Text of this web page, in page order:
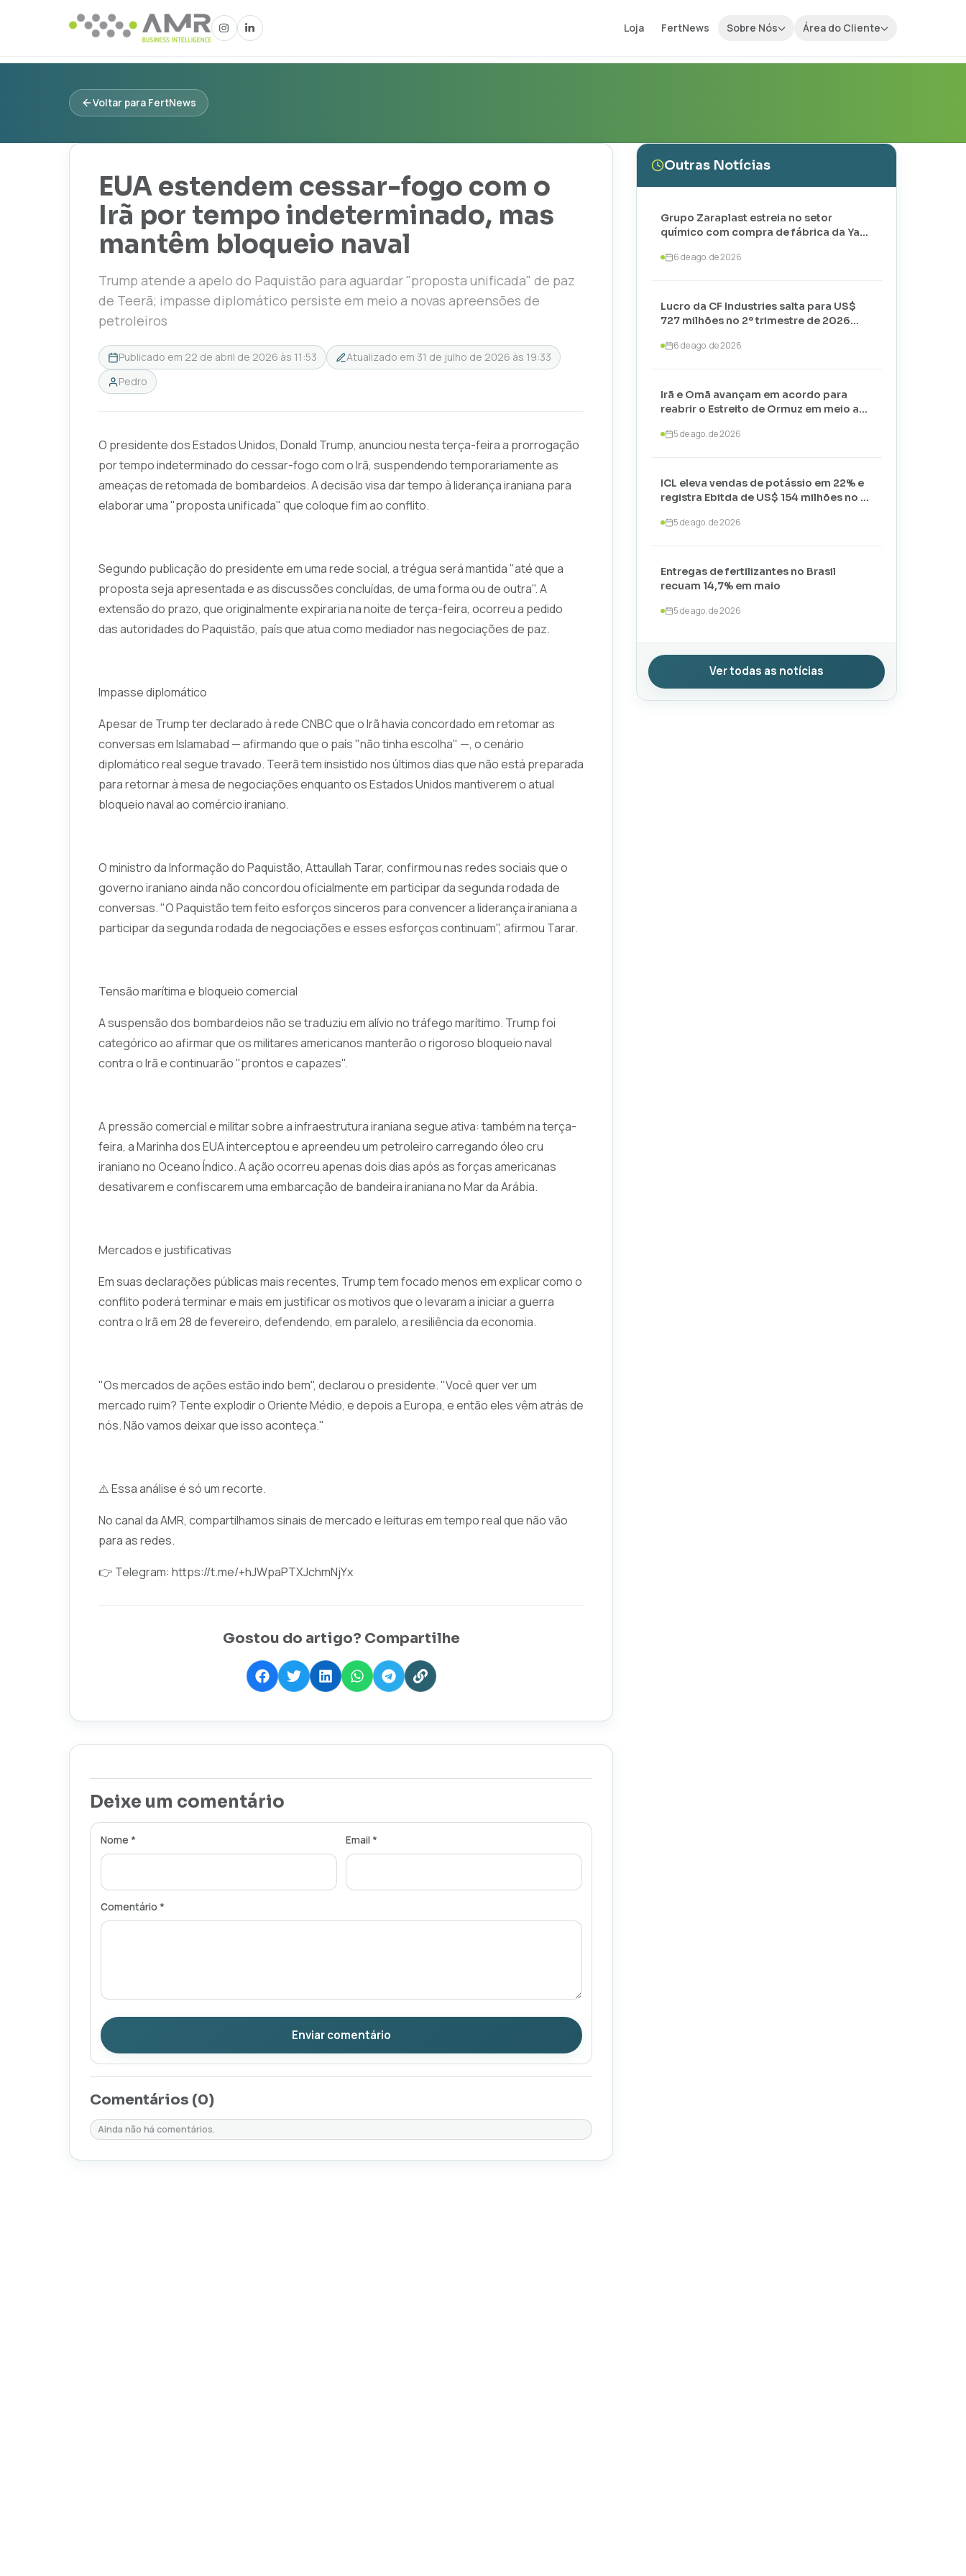
Loja FertNews Sobre Nós Área do Cliente
Voltar para FertNews
EUA estendem cessar-fogo com o
Irã por tempo indeterminado, mas
mantêm bloqueio naval
Trump atende a apelo do Paquistão para aguardar "proposta unificada" de paz
de Teerã; impasse diplomático persiste em meio a novas apreensões de
petroleiros
Publicado em 22 de abril de 2026 às 11:53 Atualizado em 31 de julho de 2026 às 19:33
Pedro
O presidente dos Estados Unidos, Donald Trump, anunciou nesta terça-feira a prorrogação
por tempo indeterminado do cessar-fogo com o Irã, suspendendo temporariamente as
ameaças de retomada de bombardeios. A decisão visa dar tempo à liderança iraniana para
elaborar uma "proposta unificada" que coloque fim ao conflito.
Segundo publicação do presidente em uma rede social, a trégua será mantida "até que a
proposta seja apresentada e as discussões concluídas, de uma forma ou de outra". A
extensão do prazo, que originalmente expiraria na noite de terça-feira, ocorreu a pedido
das autoridades do Paquistão, país que atua como mediador nas negociações de paz.
Impasse diplomático
Apesar de Trump ter declarado à rede CNBC que o Irã havia concordado em retomar as
conversas em Islamabad — afirmando que o país "não tinha escolha" —, o cenário
diplomático real segue travado. Teerã tem insistido nos últimos dias que não está preparada
para retornar à mesa de negociações enquanto os Estados Unidos mantiverem o atual
bloqueio naval ao comércio iraniano.
O ministro da Informação do Paquistão, Attaullah Tarar, confirmou nas redes sociais que o
governo iraniano ainda não concordou oficialmente em participar da segunda rodada de
conversas. "O Paquistão tem feito esforços sinceros para convencer a liderança iraniana a
participar da segunda rodada de negociações e esses esforços continuam", afirmou Tarar.
Tensão marítima e bloqueio comercial
A suspensão dos bombardeios não se traduziu em alívio no tráfego marítimo. Trump foi
categórico ao afirmar que os militares americanos manterão o rigoroso bloqueio naval
contra o Irã e continuarão "prontos e capazes".
A pressão comercial e militar sobre a infraestrutura iraniana segue ativa: também na terça-
feira, a Marinha dos EUA interceptou e apreendeu um petroleiro carregando óleo cru
iraniano no Oceano Índico. A ação ocorreu apenas dois dias após as forças americanas
desativarem e confiscarem uma embarcação de bandeira iraniana no Mar da Arábia.
Mercados e justificativas
Em suas declarações públicas mais recentes, Trump tem focado menos em explicar como o
conflito poderá terminar e mais em justificar os motivos que o levaram a iniciar a guerra
contra o Irã em 28 de fevereiro, defendendo, em paralelo, a resiliência da economia.
"Os mercados de ações estão indo bem", declarou o presidente. "Você quer ver um
mercado ruim? Tente explodir o Oriente Médio, e depois a Europa, e então eles vêm atrás de
nós. Não vamos deixar que isso aconteça."
⚠️ Essa análise é só um recorte.
No canal da AMR, compartilhamos sinais de mercado e leituras em tempo real que não vão
para as redes.
👉 Telegram: https://t.me/+hJWpaPTXJchmNjYx
Gostou do artigo? Compartilhe
Deixe um comentário
Nome * Email *
Comentário *
Enviar comentário
Comentários (0)
Ainda não há comentários.
Outras Notícias
Grupo Zaraplast estreia no setor
químico com compra de fábrica da Yara
6 de ago. de 2026
Lucro da CF Industries salta para US$
727 milhões no 2º trimestre de 2026
6 de ago. de 2026
Irã e Omã avançam em acordo para
reabrir o Estreito de Ormuz em meio a
5 de ago. de 2026
ICL eleva vendas de potássio em 22% e
registra Ebitda de US$ 154 milhões no 2º
5 de ago. de 2026
Entregas de fertilizantes no Brasil
recuam 14,7% em maio
5 de ago. de 2026
Ver todas as notícias